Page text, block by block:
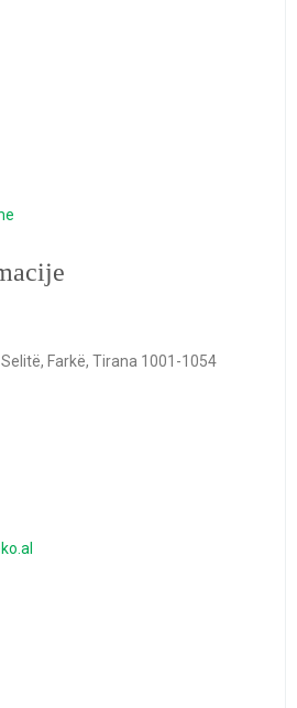
Selitë, Farkë, Tirana 1001-1054